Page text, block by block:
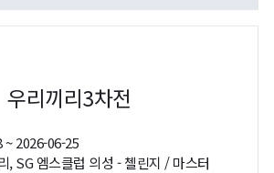
우리끼리3차전
~ 2026-06-25
, SG 엠스클럽 의성 - 첼린지 / 마스터